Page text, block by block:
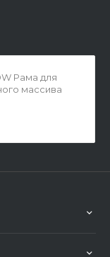
Рама для
массива